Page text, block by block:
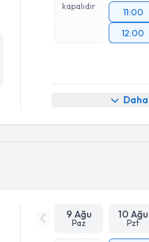
kapalıdır
11:00
12:00
9 Ağu
Paz
10 Ağu
Pzt